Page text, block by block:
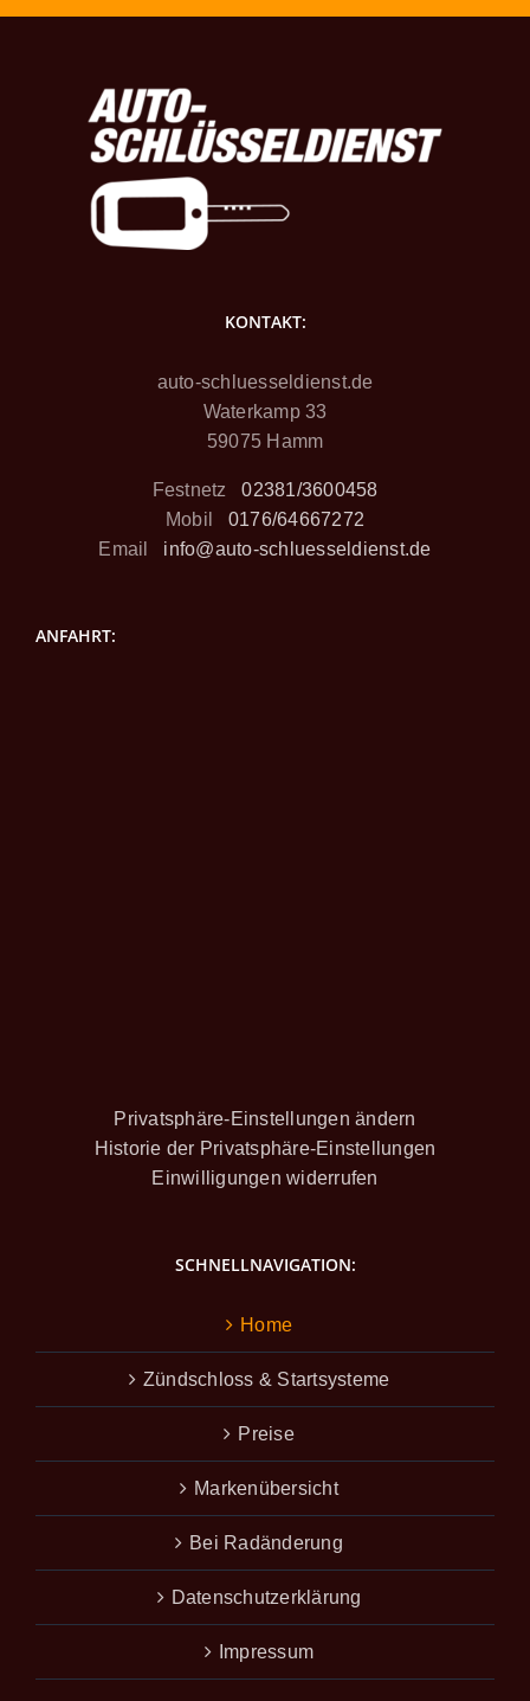
KONTAKT:
auto-schluesseldienst.de
Waterkamp 33
59075 Hamm
Festnetz02381/3600458
Mobil 0176/64667272
Email info@auto-schluesseldienst.de
ANFAHRT:
Privatsphäre-Einstellungen ändern
Historie der Privatsphäre-Einstellungen
Einwilligungen widerrufen
SCHNELLNAVIGATION:
Home
Zündschloss & Startsysteme
Preise
Markenübersicht
Bei Radänderung
Datenschutzerklärung
Impressum